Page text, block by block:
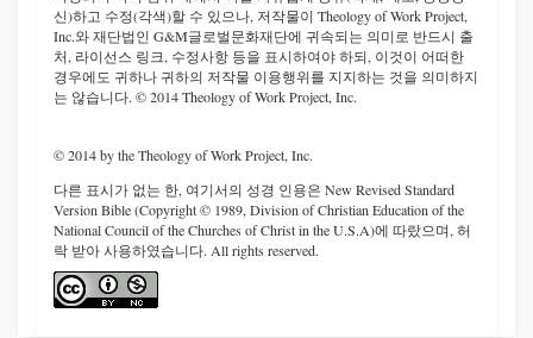
신)하고 수정(각색)할 수 있으나, 저작물이 Theology of Work Project,
Inc.와 재단법인 G&M글로벌문화재단에 귀속되는 의미로 반드시 출
처, 라이선스 링크, 수정사항 등을 표시하여야 하되, 이것이 어떠한
경우에도 귀하나 귀하의 저작물 이용행위를 지지하는 것을 의미하지
는 않습니다. © 2014 Theology of Work Project, Inc.
© 2014 by the Theology of Work Project, Inc.
다른 표시가 없는 한, 여기서의 성경 인용은 New Revised Standard
Version Bible (Copyright © 1989, Division of Christian Education of the
National Council of the Churches of Christ in the U.S.A)에 따랐으며, 허
락 받아 사용하였습니다. All rights reserved.